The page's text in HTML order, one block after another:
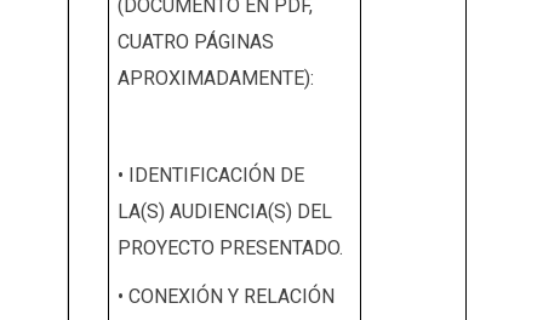
(DOCUMENTO EN PDF,
CUATRO PÁGINAS
APROXIMADAMENTE):
• IDENTIFICACIÓN DE
LA(S) AUDIENCIA(S) DEL
PROYECTO PRESENTADO.
• CONEXIÓN Y RELACIÓN